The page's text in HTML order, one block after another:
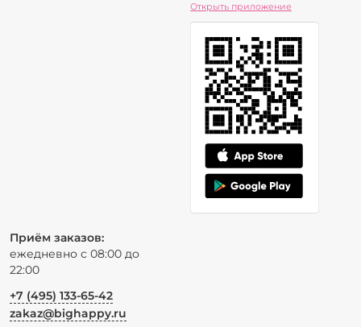
Открыть приложение
Приём заказов:
ежедневно с 08:00 до
22:00
+7 (495) 133-65-42
zakaz@bighappy.ru